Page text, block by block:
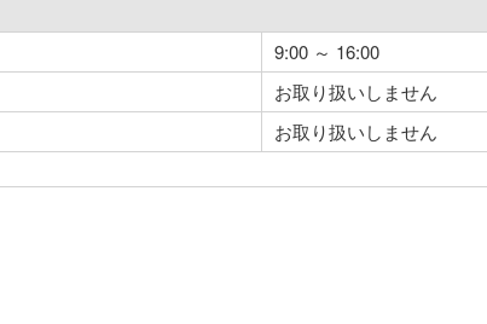
9:00 ～ 16:00
お取り扱いしません
お取り扱いしません